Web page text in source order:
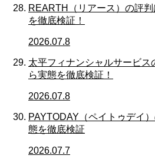
REARTH（リアース）の評
を徹底検証！
2026.07.8
太平フィナンシャルサービ
ら実態を徹底検証！
2026.07.8
PAYTODAY（ペイトゥデイ
態を徹底検証
2026.07.7